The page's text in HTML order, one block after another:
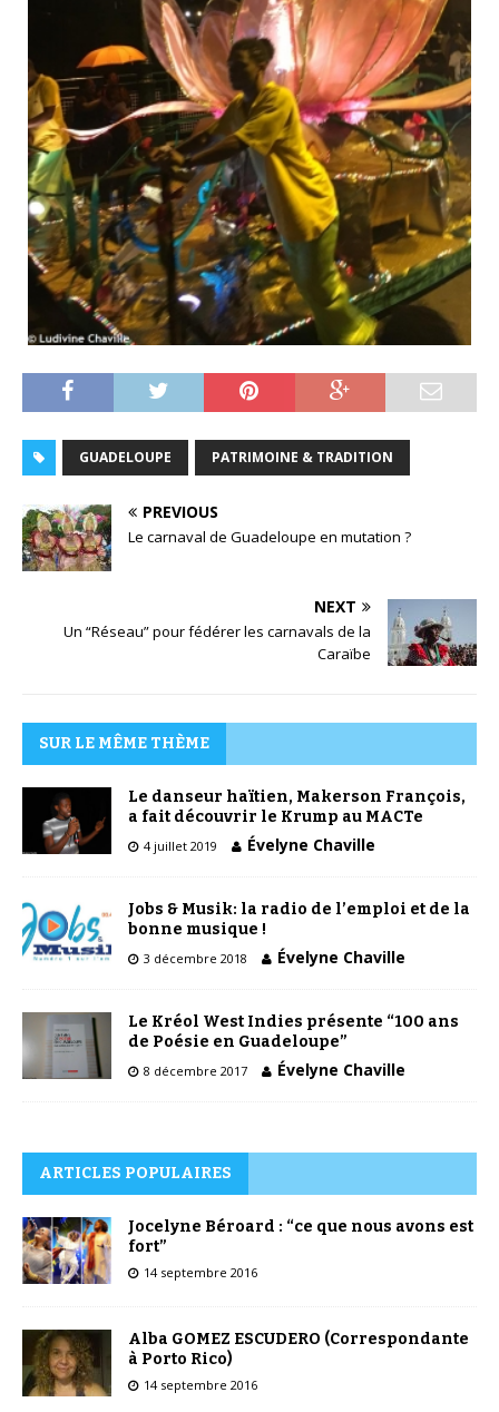
GUADELOUPE PATRIMOINE & TRADITION
PREVIOUS
Le carnaval de Guadeloupe en mutation ?
NEXT
Un “Réseau” pour fédérer les carnavals de la
Caraïbe
SUR LE MÊME THÈME
Le danseur haïtien, Makerson François,
a fait découvrir le Krump au MACTe
4 juillet 2019 Évelyne Chaville
Jobs & Musik: la radio de l’emploi et de la
bonne musique !
3 décembre 2018 Évelyne Chaville
Le Kréol West Indies présente “100 ans
de Poésie en Guadeloupe”
8 décembre 2017 Évelyne Chaville
ARTICLES POPULAIRES
Jocelyne Béroard : “ce que nous avons est
fort”
14 septembre 2016
Alba GOMEZ ESCUDERO (Correspondante
à Porto Rico)
14 septembre 2016